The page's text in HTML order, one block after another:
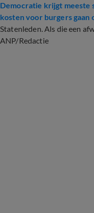
Democratie krijgt meeste
kosten voor burgers gaan
Statenleden. Als die een
ANP/Redactie